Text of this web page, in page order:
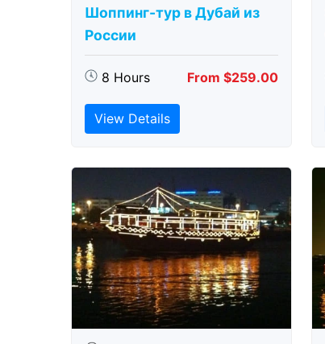
Шоппинг-тур в Дубай из
России
8 Hours From $259.00
View Details